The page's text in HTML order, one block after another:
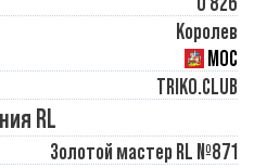
Королев
МОС
TRIKO.CLUB
RL
Золотой мастер RL №871